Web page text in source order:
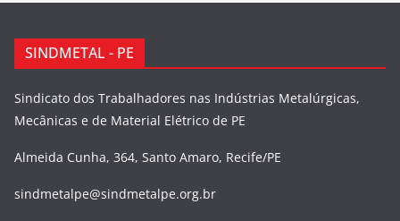
SINDMETAL - PE
Sindicato dos Trabalhadores nas Indústrias Metalúrgicas,
Mecânicas e de Material Elétrico de PE
Almeida Cunha, 364, Santo Amaro, Recife/PE
sindmetalpe@sindmetalpe.org.br